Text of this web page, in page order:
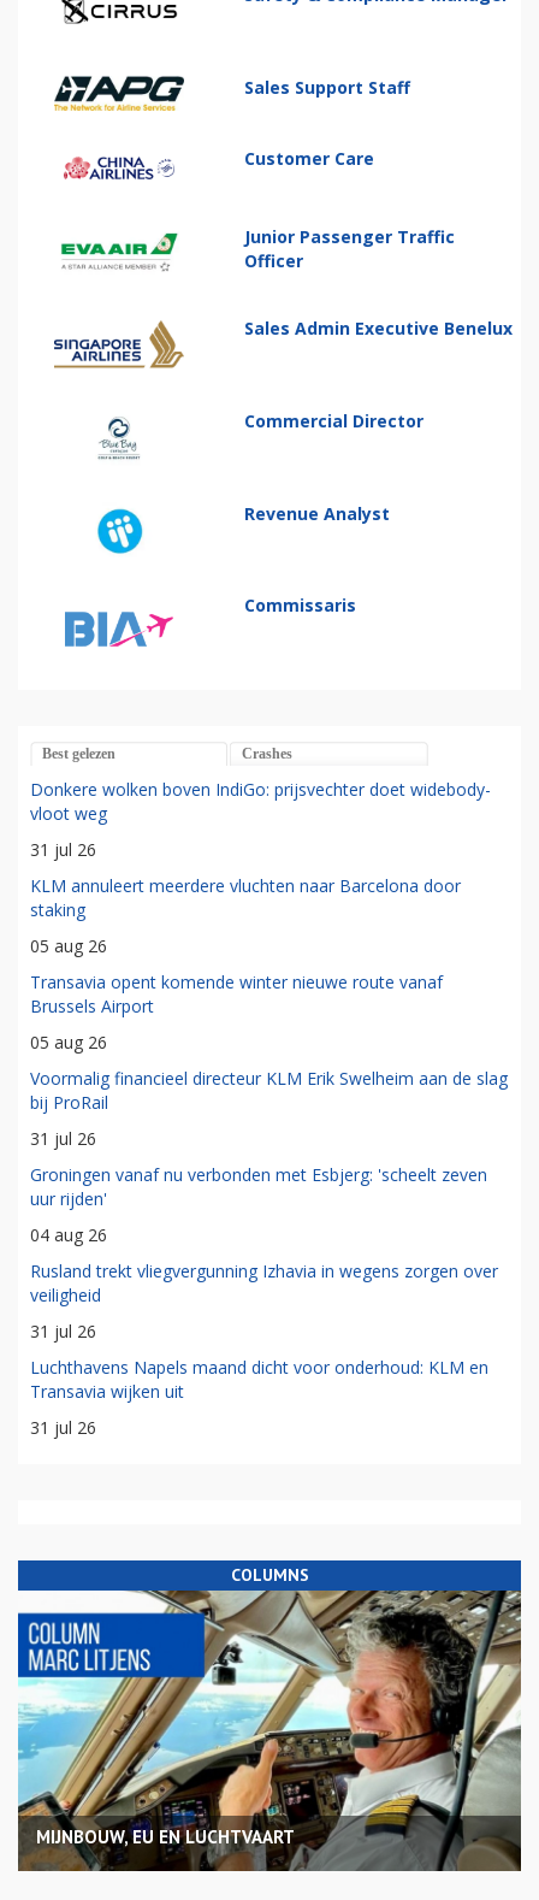
Sales Support Staff
Customer Care
Junior Passenger Traffic
Officer
Sales Admin Executive Benelux
Commercial Director
Revenue Analyst
Commissaris
Best gelezen Crashes
Donkere wolken boven IndiGo: prijsvechter doet widebody-
vloot weg
31 jul 26
KLM annuleert meerdere vluchten naar Barcelona door
staking
05 aug 26
Transavia opent komende winter nieuwe route vanaf
Brussels Airport
05 aug 26
Voormalig financieel directeur KLM Erik Swelheim aan de slag
bij ProRail
31 jul 26
Groningen vanaf nu verbonden met Esbjerg: 'scheelt zeven
uur rijden'
04 aug 26
Rusland trekt vliegvergunning Izhavia in wegens zorgen over
veiligheid
31 jul 26
Luchthavens Napels maand dicht voor onderhoud: KLM en
Transavia wijken uit
31 jul 26
COLUMNS
MIJNBOUW, EU EN LUCHTVAART